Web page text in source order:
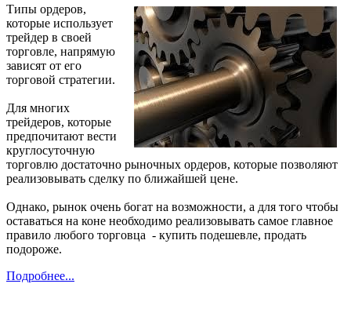
Типы ордеров,
которые использует
трейдер в своей
торговле, напрямую
зависят от его
торговой стратегии.
Для многих
трейдеров, которые
предпочитают вести
круглосуточную
торговлю достаточно рыночных ордеров, которые позволяют
реализовывать сделку по ближайшей цене.
Однако, рынок очень богат на возможности, а для того чтобы
оставаться на коне необходимо реализовывать самое главное
правило любого торговца - купить подешевле, продать
подороже.
Подробнее...